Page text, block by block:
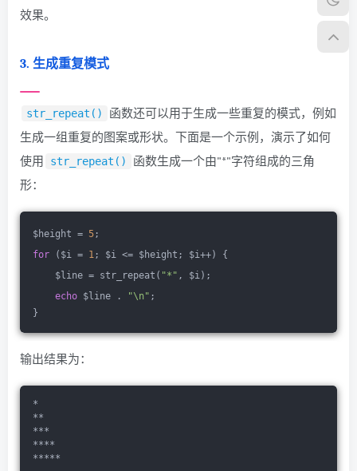
效果。
3. 生成重复模式
str_repeat()
函数还可以用于生成一些重复的模式，例如
生成一组重复的图案或形状。下面是一个示例，演示了如何
使用
str_repeat()
函数生成一个由"*"字符组成的三角
形：
$height = 5 ;
for ($i = 1 ; $i <= $height; $i++) {
$line = str_repeat( "*" , $i);
echo $line . "\n" ;
}
输出结果为：
*
**
***
****
*****